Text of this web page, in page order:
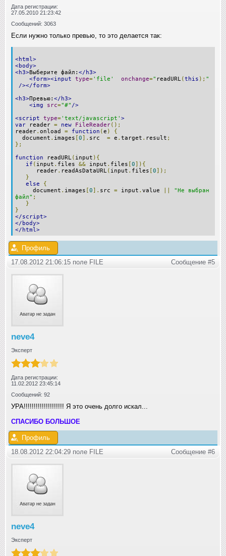
Дата регистрации:
27.05.2010 21:23:42
Сообщений: 3063
Если нужно только превью, то это делается так:
<html>
<body>
<h3>Выберите файл: </h3>
<form><input
type='file' onchange=" readURL(this ); "
/></form>
<h3>Превью: </h3>
<img
src="#" />
<script
type='text/javascript' >
var reader = new FileReader();
reader. onload = function (e )
{
document . images [0]. src = e . target . result ;
};
function readURL( input ){
if ( input . files && input . files [0]){
reader. readAsDataURL( input . files [0]);
}
else
{
document . images [0]. src = input . value
"Не выбран
файл" ;
}
}
</script>
</body>
</html>
Профиль
17.08.2012 21:06:15 поле FILE
Сообщение #5
neve4
Эксперт
Дата регистрации:
11.02.2012 23:45:14
Сообщений: 92
УРА!!!!!!!!!!!!!!!!!!!! Я это очень долго искал...
СПАСИБО БОЛЬШОЕ
Профиль
18.08.2012 22:04:29 поле FILE
Сообщение #6
neve4
Эксперт